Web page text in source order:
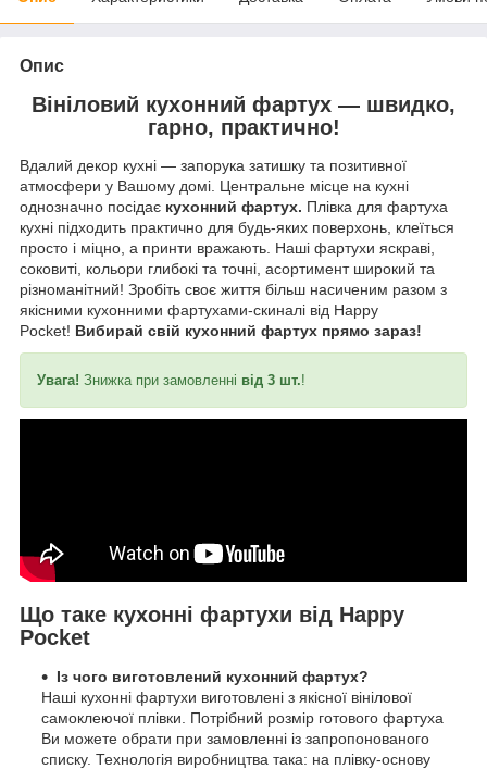
Опис
Вініловий кухонний фартух — швидко,
гарно, практично!
Вдалий декор кухні — запорука затишку та позитивної
атмосфери у Вашому домі. Центральне місце на кухні
однозначно посідає кухонний фартух. Плівка для фартуха
кухні підходить практично для будь-яких поверхонь, клеїться
просто і міцно, а принти вражають. Наші фартухи яскраві,
соковиті, кольори глибокі та точні, асортимент широкий та
різноманітний! Зробіть своє життя більш насиченим разом з
якісними кухонними фартухами-скиналі від Happy
Pocket! Вибирай свій кухонний фартух прямо зараз!
Увага! Знижка при замовленні від 3 шт.!
Що таке кухонні фартухи від Happy
Pocket
Із чого виготовлений кухонний фартух?
Наші кухонні фартухи виготовлені з якісної вінілової
самоклеючої плівки. Потрібний розмір готового фартуха
Ви можете обрати при замовленні із запропонованого
списку. Технологія виробництва така: на плівку-основу